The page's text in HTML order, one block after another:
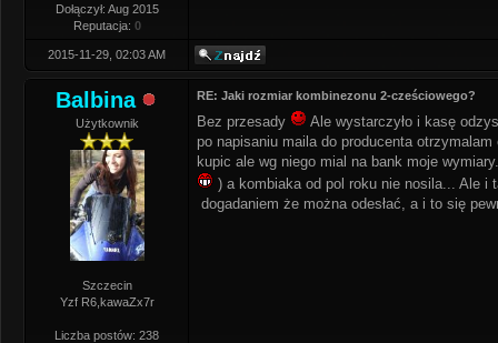
Dołączył: Aug 2015
Reputacja: 0
2015-11-29, 02:03 AM
Balbina
Użytkownik
Szczecin
Yzf R6,kawaZx7r
Liczba postów: 238
RE: Jaki rozmiar kombinezonu 2-cześciowego?
Bez przesady
Ale wystarczyło i kasę
po napisaniu maila do producenta
kupic ale wg niego mial na bank moje
) a kombiaka od pol roku nie nosila... Ale i
dogadaniem że można odesłać, a i to się